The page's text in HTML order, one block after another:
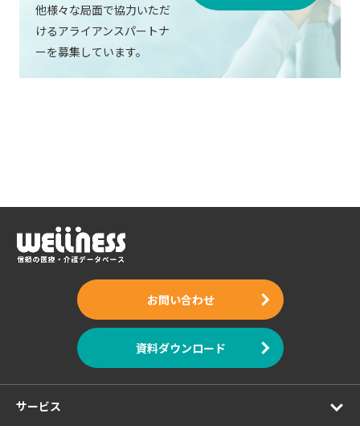
他様々な局面で協力いただ
けるアライアンスパートナ
ーを募集しています。
お問い合わせ
資料ダウンロード
サービス